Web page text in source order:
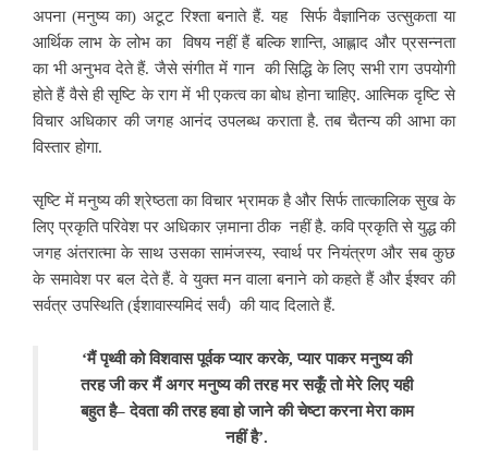
अपना (मनुष्य का) अटूट रिश्ता बनाते हैं. यह सिर्फ वैज्ञानिक उत्सुकता या
आर्थिक लाभ के लोभ का विषय नहीं हैं बल्कि शान्ति, आह्लाद और प्रसन्नता
का भी अनुभव देते हैं. जैसे संगीत में गान की सिद्धि के लिए सभी राग उपयोगी
होते हैं वैसे ही सृष्टि के राग में भी एकत्व का बोध होना चाहिए. आत्मिक दृष्टि से
विचार अधिकार की जगह आनंद उपलब्ध कराता है. तब चैतन्य की आभा का
विस्तार होगा.
सृष्टि में मनुष्य की श्रेष्ठता का विचार भ्रामक है और सिर्फ तात्कालिक सुख के
लिए प्रकृति परिवेश पर अधिकार ज़माना ठीक नहीं है. कवि प्रकृति से युद्ध की
जगह अंतरात्मा केसाथ उसका सामंजस्य, स्वार्थ पर नियंत्रण और सब कुछ
के समावेश पर बल देते हैं. वे युक्त मन वाला बनाने को कहते हैं और ईश्वर की
सर्वत्र उपस्थिति (ईशावास्यमिदं सर्वं) की याद दिलाते हैं.
‘मैं पृथ्वी कोविशवास पूर्वक प्यार करके, प्यार पाकर मनुष्य की
तरह जी कर मैं अगर मनुष्य की तरह मर सकूँ तो मेरे लिए यही
बहुत है– देवता की तरह हवा हो जाने की चेष्टा करना मेरा काम
नहीं है’.